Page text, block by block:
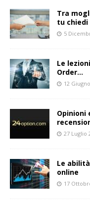
Tra
tu chiedi
5
Le
Order…
12
Opinioni
27 Luglio
Le
online
17